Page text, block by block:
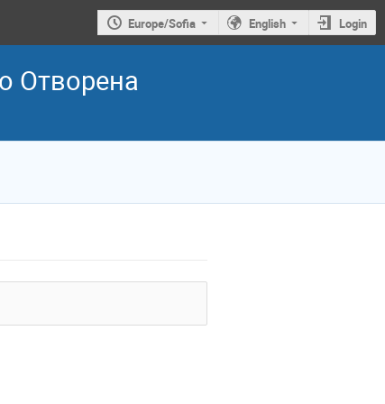
Europe/Sofia English Login
Отворена